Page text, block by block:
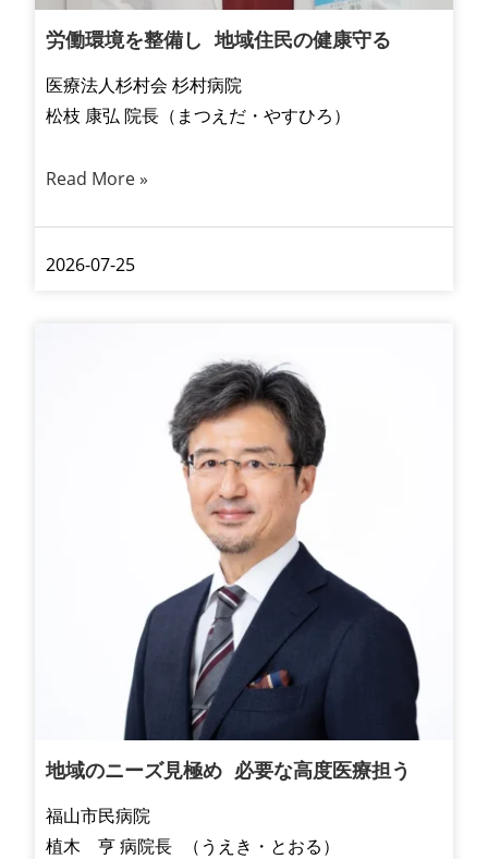
労働環境を整備し 地域住民の健康守る
医療法人杉村会 杉村病院
松枝 康弘 院長（まつえだ・やすひろ）
Read More »
2026-07-25
地域のニーズ見極め 必要な高度医療担う
福山市民病院
植木 亨 病院長 （うえき・とおる）